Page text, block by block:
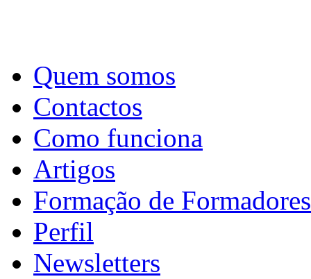
Quem somos
Contactos
Como funciona
Artigos
Formação de Formadores
Perfil
Newsletters